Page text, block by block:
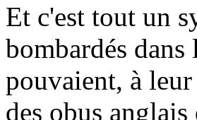
Et c'est tout un
bombardés
pouvaient, à
des obus